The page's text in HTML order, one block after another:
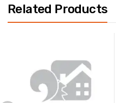
Related Products